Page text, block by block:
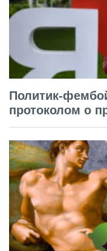
Политик-
протоколом о